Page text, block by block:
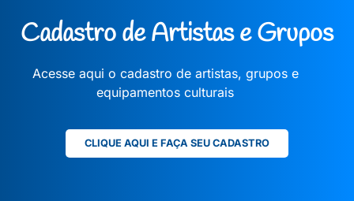
Cadastro de Artistas e Grupos
Acesse aqui o cadastro de artistas, grupos e
equipamentos culturais
CLIQUE AQUI E FAÇA SEU CADASTRO